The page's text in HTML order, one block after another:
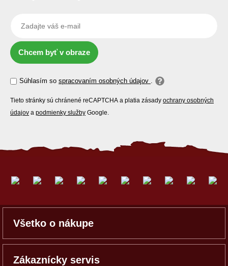
Chcem byť v obraze
Súhlasím so spracovaním osobných údajov .
Tieto stránky sú chránené reCAPTCHA a platia zásady ochrany osobných
údajov a podmienky služby Google.
Všetko o nákupe
Zákaznícky servis